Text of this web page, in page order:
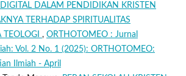
DIGITAL DALAM PENDIDIKAN KRISTEN
TERHADAP SPIRITUALITAS
TEOLOGI , ORTHOTOMEO : Jurnal
Vol. 2 No. 1 (2025): ORTHOTOMEO:
Ilmiah - April